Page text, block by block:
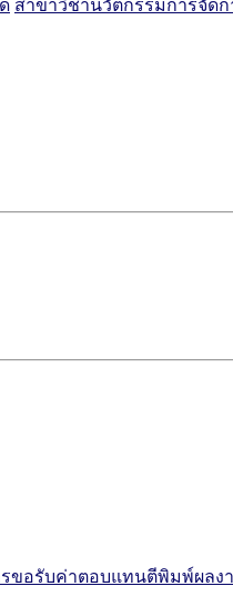
สาขาวิชานวัตกรรมการจัด
ขอรับค่าตอบแทนตีพิมพ์ผลง